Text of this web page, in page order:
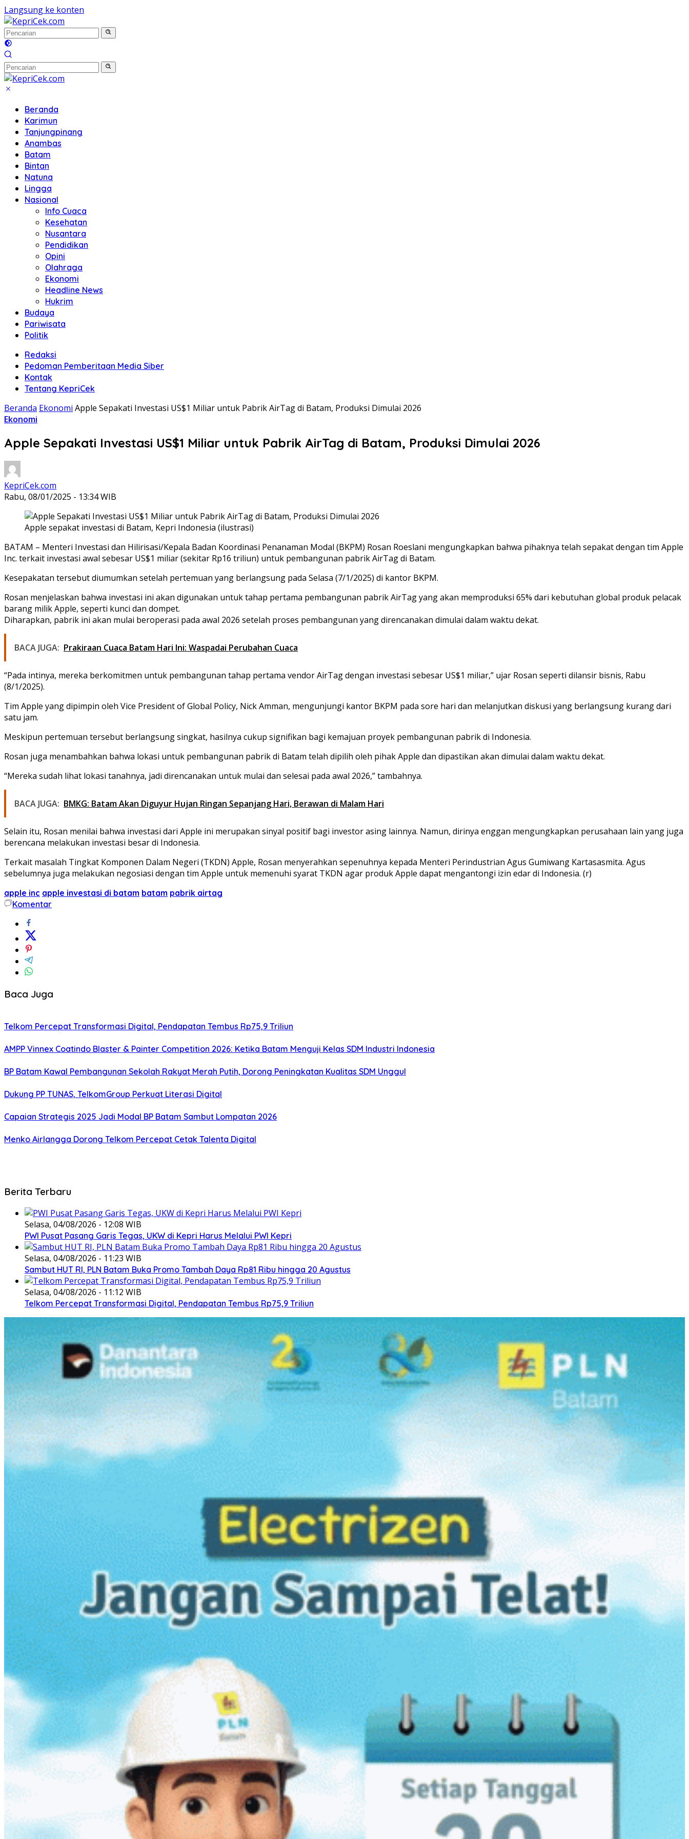
Langsung ke konten
Beranda
Karimun
Tanjungpinang
Anambas
Batam
Bintan
Natuna
Lingga
Nasional
Info Cuaca
Kesehatan
Nusantara
Pendidikan
Opini
Olahraga
Ekonomi
Headline News
Hukrim
Budaya
Pariwisata
Politik
Redaksi
Pedoman Pemberitaan Media Siber
Kontak
Tentang KepriCek
Beranda Ekonomi Apple Sepakati Investasi US$1 Miliar untuk Pabrik AirTag di Batam, Produksi Dimulai 2026
Ekonomi
Apple Sepakati Investasi US$1 Miliar untuk Pabrik AirTag di Batam, Produksi Dimulai 2026
KepriCek.com
Rabu, 08/01/2025 - 13:34 WIB
Apple sepakat investasi di Batam, Kepri Indonesia (ilustrasi)
BATAM – Menteri Investasi dan Hilirisasi/Kepala Badan Koordinasi Penanaman Modal (BKPM) Rosan Roeslani mengungkapkan bahwa pihaknya telah sepakat dengan tim Apple
Inc. terkait investasi awal sebesar US$1 miliar (sekitar Rp16 triliun) untuk pembangunan pabrik AirTag di Batam.
Kesepakatan tersebut diumumkan setelah pertemuan yang berlangsung pada Selasa (7/1/2025) di kantor BKPM.
Rosan menjelaskan bahwa investasi ini akan digunakan untuk tahap pertama pembangunan pabrik AirTag yang akan memproduksi 65% dari kebutuhan global produk pelacak
barang milik Apple, seperti kunci dan dompet.
Diharapkan, pabrik ini akan mulai beroperasi pada awal 2026 setelah proses pembangunan yang direncanakan dimulai dalam waktu dekat.
BACA JUGA: Prakiraan Cuaca Batam Hari Ini: Waspadai Perubahan Cuaca
“Pada intinya, mereka berkomitmen untuk pembangunan tahap pertama vendor AirTag dengan investasi sebesar US$1 miliar,” ujar Rosan seperti dilansir bisnis, Rabu
(8/1/2025).
Tim Apple yang dipimpin oleh Vice President of Global Policy, Nick Amman, mengunjungi kantor BKPM pada sore hari dan melanjutkan diskusi yang berlangsung kurang dari
satu jam.
Meskipun pertemuan tersebut berlangsung singkat, hasilnya cukup signifikan bagi kemajuan proyek pembangunan pabrik di Indonesia.
Rosan juga menambahkan bahwa lokasi untuk pembangunan pabrik di Batam telah dipilih oleh pihak Apple dan dipastikan akan dimulai dalam waktu dekat.
“Mereka sudah lihat lokasi tanahnya, jadi direncanakan untuk mulai dan selesai pada awal 2026,” tambahnya.
BACA JUGA: BMKG: Batam Akan Diguyur Hujan Ringan Sepanjang Hari, Berawan di Malam Hari
Selain itu, Rosan menilai bahwa investasi dari Apple ini merupakan sinyal positif bagi investor asing lainnya. Namun, dirinya enggan mengungkapkan perusahaan lain yang juga
berencana melakukan investasi besar di Indonesia.
Terkait masalah Tingkat Komponen Dalam Negeri (TKDN) Apple, Rosan menyerahkan sepenuhnya kepada Menteri Perindustrian Agus Gumiwang Kartasasmita. Agus
sebelumnya juga melakukan negosiasi dengan tim Apple untuk memenuhi syarat TKDN agar produk Apple dapat mengantongi izin edar di Indonesia. (r)
apple inc apple investasi di batam batam pabrik airtag
Komentar
Baca Juga
Telkom Percepat Transformasi Digital, Pendapatan Tembus Rp75,9 Triliun
AMPP Vinnex Coatindo Blaster & Painter Competition 2026: Ketika Batam Menguji Kelas SDM Industri Indonesia
BP Batam Kawal Pembangunan Sekolah Rakyat Merah Putih, Dorong Peningkatan Kualitas SDM Unggul
Dukung PP TUNAS, TelkomGroup Perkuat Literasi Digital
Capaian Strategis 2025 Jadi Modal BP Batam Sambut Lompatan 2026
Menko Airlangga Dorong Telkom Percepat Cetak Talenta Digital
Berita Terbaru
Selasa, 04/08/2026 - 12:08 WIB
PWI Pusat Pasang Garis Tegas, UKW di Kepri Harus Melalui PWI Kepri
Selasa, 04/08/2026 - 11:23 WIB
Sambut HUT RI, PLN Batam Buka Promo Tambah Daya Rp81 Ribu hingga 20 Agustus
Selasa, 04/08/2026 - 11:12 WIB
Telkom Percepat Transformasi Digital, Pendapatan Tembus Rp75,9 Triliun